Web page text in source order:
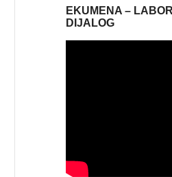
EKUMENA –
DIJALOG